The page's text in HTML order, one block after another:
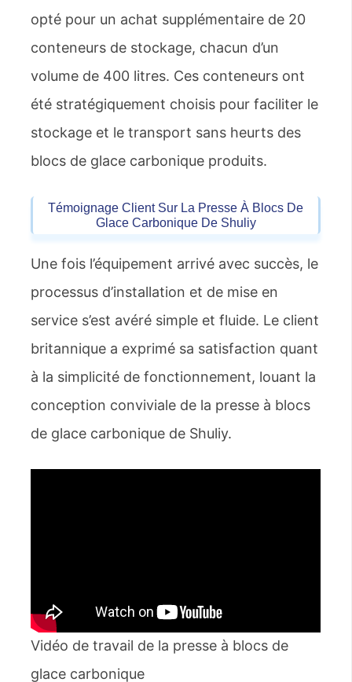
opté pour un achat supplémentaire de 20
conteneurs de stockage, chacun d’un
volume de 400 litres. Ces conteneurs ont
été stratégiquement choisis pour faciliter le
stockage et le transport sans heurts des
blocs de glace carbonique produits.
Témoignage Client Sur La Presse À Blocs De
Glace Carbonique De Shuliy
Une fois l’équipement arrivé avec succès, le
processus d’installation et de mise en
service s’est avéré simple et fluide. Le client
britannique a exprimé sa satisfaction quant
à la simplicité de fonctionnement, louant la
conception conviviale de la presse à blocs
de glace carbonique de Shuliy.
Vidéo de travail de la presse à blocs de
glace carbonique